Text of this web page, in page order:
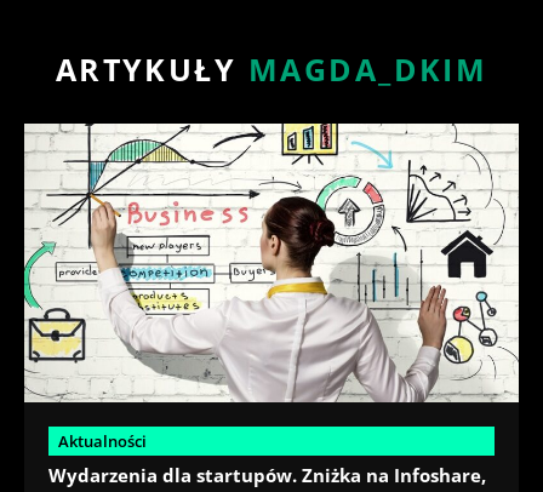
ARTYKUŁY MAGDA_DKIM
Aktualności
Wydarzenia dla startupów. Zniżka na Infoshare,